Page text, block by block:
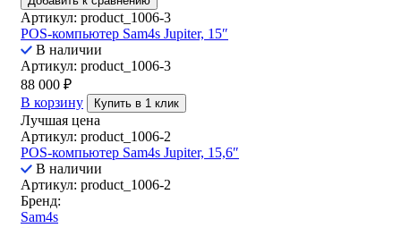
Артикул: product_1006-3
POS-компьютер Sam4s Jupiter, 15″
В наличии
Артикул: product_1006-3
88 000 ₽
В корзину
Купить в 1 клик
Лучшая цена
Артикул: product_1006-2
POS-компьютер Sam4s Jupiter, 15,6″
В наличии
Артикул: product_1006-2
Бренд:
Sam4s